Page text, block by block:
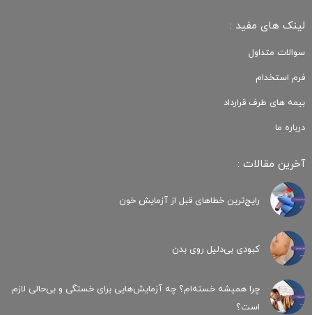
لینک های مفید :
سوالات متداول
فرم استخدام
بیمه های طرف قرارداد
درباره ما
آخرین مقالات :
رایج‌ترین خطاهای قبل از آزمایش خون
کبودی‌ بی‌دلیل روی بدن
چرا همیشه خسته‌ام؟ چه آزمایش‌هایی برای خستگی و بی‌حالی لازم
است؟